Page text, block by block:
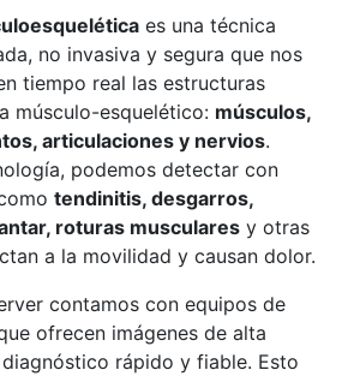
es una técnica
no invasiva y segura que nos
tiempo real las estructuras
músculo-esquelético: músculos,
articulaciones y nervios.
podemos detectar con
tendinitis, desgarros,
roturas musculares y otras
a la movilidad y causan dolor.
contamos con equipos de
ofrecen imágenes de alta
rápido y fiable. Esto